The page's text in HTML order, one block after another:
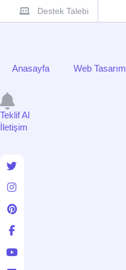
Destek Talebi
Anasayfa Web Tasarım
Teklif Al
İletişim